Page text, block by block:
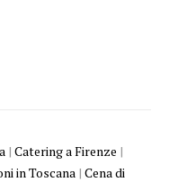
| Catering a Firenze |
in Toscana | Cena di